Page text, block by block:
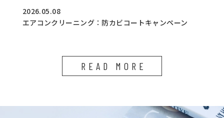
2026.05.08
エアコンクリーニング：防カビコートキャンペーン
READ MORE